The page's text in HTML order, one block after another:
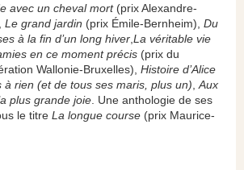
avec un cheval mort (prix Alexandre-
,Le grand jardin (prix Émile-Bernheim),Du
à la fin d’un long hiver ,La véritable vie
en ce moment précis (prix du
Wallonie-Bruxelles),Histoire d’Alice
à rien (et de tous ses maris, plus un) ,Aux
plus grande joie . Une anthologie de ses
le titreLa longue course (prix Maurice-